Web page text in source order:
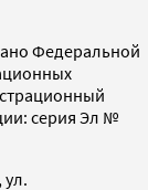
Федеральной
серия Эл №
ул.